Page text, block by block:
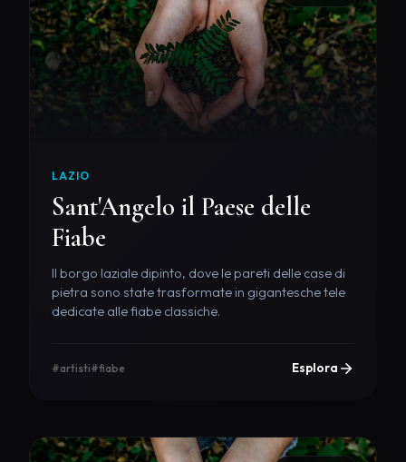
LAZIO
Sant'Angelo il Paese delle
Fiabe
Il borgo laziale dipinto, dove le pareti delle case di
pietra sono state trasformate in gigantesche tele
dedicate alle fiabe classiche.
#artisti#fiabe Esplora